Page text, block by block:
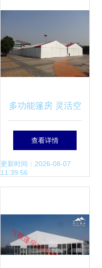
多功能篷房 灵活空
间解决方案
查看详情
更新时间：2026-08-07
11:39:56